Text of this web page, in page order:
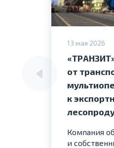
13 мая 2026
от
к
Компания
и